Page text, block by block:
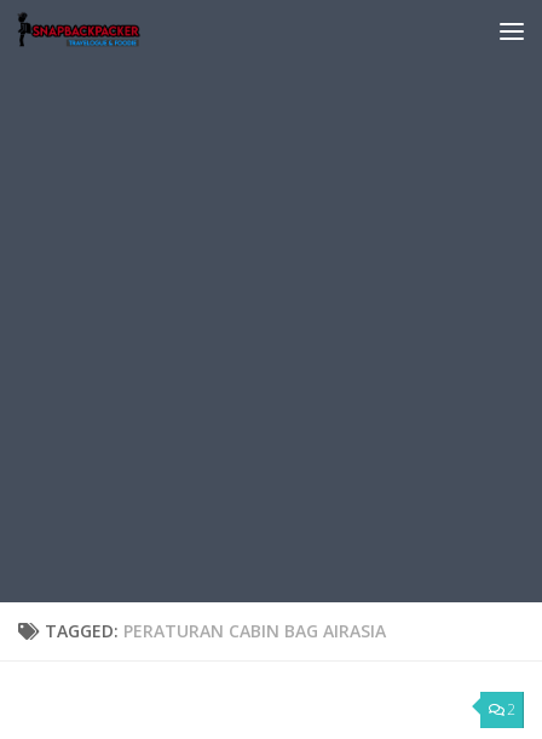
Skip to content
TAGGED: PERATURAN CABIN BAG AIRASIA
2